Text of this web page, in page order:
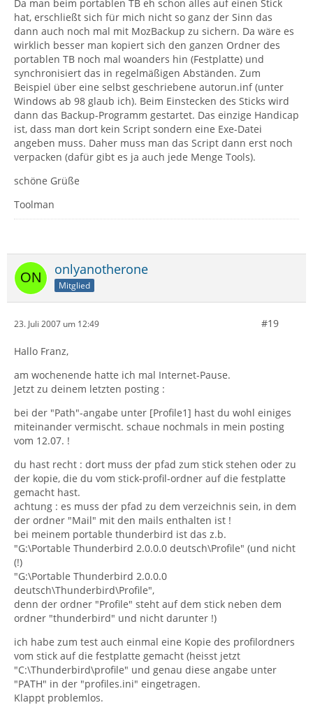
Da man beim portablen TB eh schon alles auf einen Stick
hat, erschließt sich für mich nicht so ganz der Sinn das
dann auch noch mal mit MozBackup zu sichern. Da wäre es
wirklich besser man kopiert sich den ganzen Ordner des
portablen TB noch mal woanders hin (Festplatte) und
synchronisiert das in regelmäßigen Abständen. Zum
Beispiel über eine selbst geschriebene autorun.inf (unter
Windows ab 98 glaub ich). Beim Einstecken des Sticks wird
dann das Backup-Programm gestartet. Das einzige Handicap
ist, dass man dort kein Script sondern eine Exe-Datei
angeben muss. Daher muss man das Script dann erst noch
verpacken (dafür gibt es ja auch jede Menge Tools).
schöne Grüße
Toolman
onlyanotherone
Mitglied
23. Juli 2007 um 12:49 #19
Hallo Franz,
am wochenende hatte ich mal Internet-Pause.
Jetzt zu deinem letzten posting :
bei der "Path"-angabe unter [Profile1] hast du wohl einiges
miteinander vermischt. schaue nochmals in mein posting
vom 12.07. !
du hast recht : dort muss der pfad zum stick stehen oder zu
der kopie, die du vom stick-profil-ordner auf die festplatte
gemacht hast.
achtung : es muss der pfad zu dem verzeichnis sein, in dem
der ordner "Mail" mit den mails enthalten ist !
bei meinem portable thunderbird ist das z.b.
"G:\Portable Thunderbird 2.0.0.0 deutsch\Profile" (und nicht
(!)
"G:\Portable Thunderbird 2.0.0.0
deutsch\Thunderbird\Profile",
denn der ordner "Profile" steht auf dem stick neben dem
ordner "thunderbird" und nicht darunter !)
ich habe zum test auch einmal eine Kopie des profilordners
vom stick auf die festplatte gemacht (heisst jetzt
"C:\Thunderbird\profile" und genau diese angabe unter
"PATH" in der "profiles.ini" eingetragen.
Klappt problemlos.